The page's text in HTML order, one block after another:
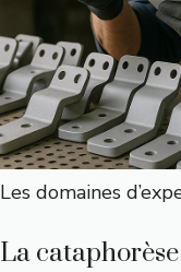
Les domaines
La